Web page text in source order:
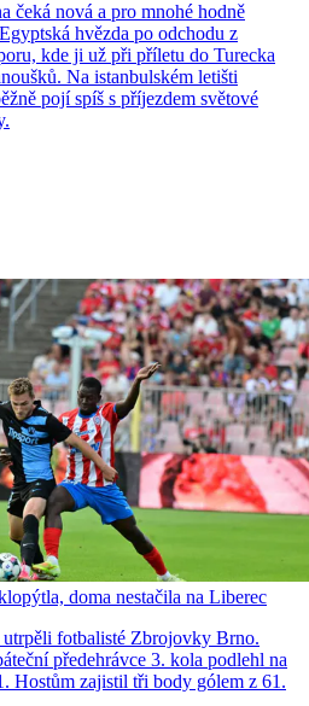
čeká nová a pro mnohé hodně
hvězda po odchodu z
kde ji už při příletu do Turecka
Na istanbulském letišti
pojí spíš s příjezdem světové
doma nestačila na Liberec
fotbalisté Zbrojovky Brno.
předehrávce 3. kola podlehl na
Hostům zajistil tři body gólem z 61.